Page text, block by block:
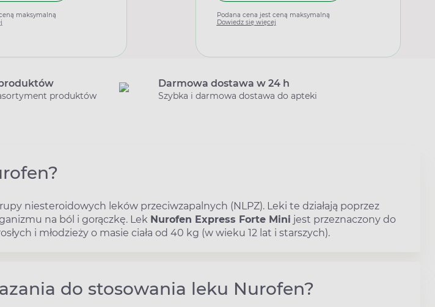
maksymalną
Podana cena jest ceną maksymalną
Dowiedz się więcej
produktów
Darmowa dostawa w 24 h
Szybka i darmowa dostawa do apteki
niesteroidowych leków przeciwzapalnych (NLPZ). Leki te działają poprzez
na ból i gorączkę. Lek Nurofen Express Forte Mini jest przeznaczony do
i młodzieży o masie ciała od 40 kg (w wieku 12 lat i starszych).
do stosowania leku Nurofen?